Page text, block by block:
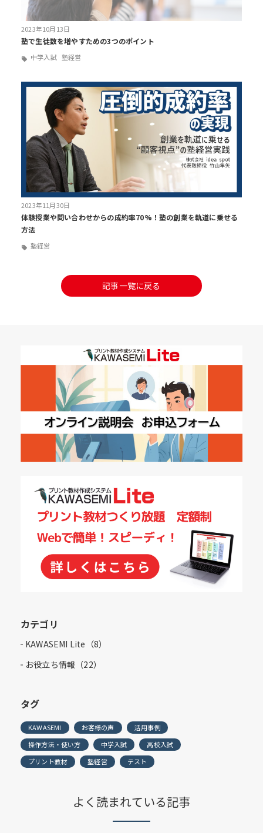
2023年10月13日
塾で生徒数を増やすための3つのポイント
中学入試 塾経営
2023年11月30日
体験授業や問い合わせからの成約率70%！塾の創業を軌道に乗せる
方法
塾経営
記事一覧に戻る
カテゴリ
KAWASEMI Lite（8）
お役立ち情報（22）
タグ
KAWASEMI お客様の声
活用事例
操作方法・使い方
中学入試
高校入試
プリント教材
塾経営 テスト
よく読まれている記事